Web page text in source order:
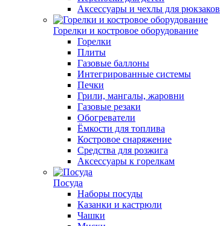
Аксессуары и чехлы для рюкзаков
Горелки и костровое оборудование
Горелки
Плиты
Газовые баллоны
Интегрированные системы
Печки
Грили, мангалы, жаровни
Газовые резаки
Обогреватели
Ёмкости для топлива
Костровое снаряжение
Средства для розжига
Аксессуары к горелкам
Посуда
Наборы посуды
Казанки и кастрюли
Чашки